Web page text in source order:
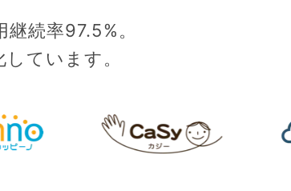
続率97.5%。
ています。